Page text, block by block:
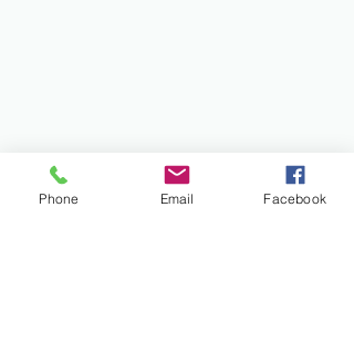
Phone Email Facebook